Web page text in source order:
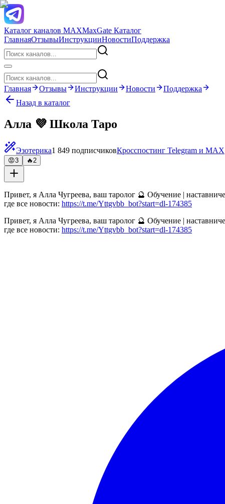
Каталог каналов MAXMaxGate Каталог
ГлавнаяОтзывыИнструкцииНовостиПоддержка
Главная Отзывы Инструкции Новости
Поддержка
Назад в каталог
Алла 💜 Школа Таро
Эзотерика1 849 подписчиковКросспостинг Telegram и MAX
😡3 🔥 2
Привет, я Алла Чугреева, ваш таролог 🔮 Обучение |
где все новости: https://t.me/Yttgvbb_bot?start=dl-174385
Привет, я Алла Чугреева, ваш таролог 🔮 Обучение |
где все новости: https://t.me/Yttgvbb_bot?start=dl-174385